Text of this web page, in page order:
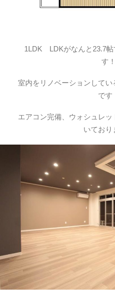
1LDK LDKがなんと23.7帖
す！
室内をリノベーションして
です
エアコン完備、ウォシュレ
いており